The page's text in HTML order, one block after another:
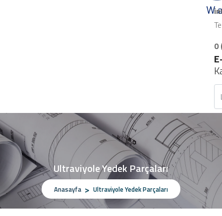
0
Ultraviyole Yedek Parçaları
Anasayfa Ultraviyole Yedek Parçaları